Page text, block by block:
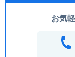
お気